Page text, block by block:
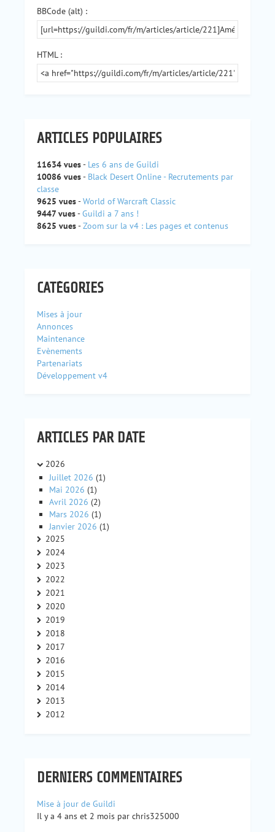
BBCode (alt) :
HTML :
ARTICLES POPULAIRES
11634 vues- Les 6 ans de Guildi
10086 vues- Black Desert Online - Recrutements par
classe
9625 vues-World of Warcraft Classic
9447 vues-Guildi a 7 ans !
8625 vues-Zoom sur la v4 : Les pages et contenus
CATÉGORIES
Mises à jour
Annonces
Maintenance
Evènements
Partenariats
Développement v4
ARTICLES PAR DATE
2026
Juillet 2026 (1)
Mai 2026 (1)
Avril 2026 (2)
Mars 2026 (1)
Janvier 2026 (1)
2025
2024
2023
2022
2021
2020
2019
2018
2017
2016
2015
2014
2013
2012
DERNIERS COMMENTAIRES
Mise à jour de Guildi
Il y a 4 ans et 2 mois par chris325000